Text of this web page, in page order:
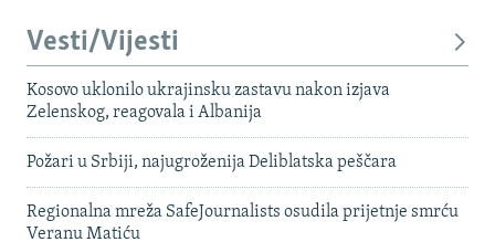
Vesti/Vijesti
Kosovo uklonilo ukrajinsku zastavu nakon izjava
Zelenskog, reagovala i Albanija
Požari u Srbiji, najugroženija Deliblatska peščara
Regionalna mreža SafeJournalists osudila prijetnje smrću
Veranu Matiću